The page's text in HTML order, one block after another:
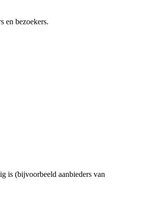
en bezoekers.
is (bijvoorbeeld aanbieders van